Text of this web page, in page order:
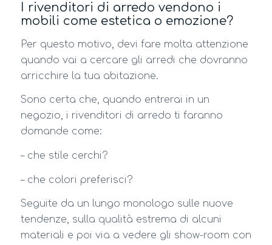
I rivenditori di arredo vendono i
mobili come estetica o emozione?
Per questo motivo, devi fare molta attenzione
quando vai a cercare gli arredi che dovranno
arricchire la tua abitazione.
Sono certa che, quando entrerai in un
negozio, i rivenditori di arredo ti faranno
domande come:
– che stile cerchi?
– che colori preferisci?
Seguite da un lungo monologo sulle nuove
tendenze, sulla qualità estrema di alcuni
materiali e poi via a vedere gli show-room con